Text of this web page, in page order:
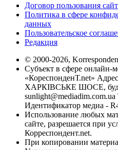
Договор пользования
Политика в сфере
данных
Пользовательское
Редакция
© 2000-2026,
Субъект в сфере онлайн-
«КореспонденТ.net»
ХАРКІВСЬКЕ ШОСЕ,
sunlight@mediadim.com.ua
Идентификатор медиа -
Использование любых
сайте, разрешается при
Корреспондент.net.
При копировании